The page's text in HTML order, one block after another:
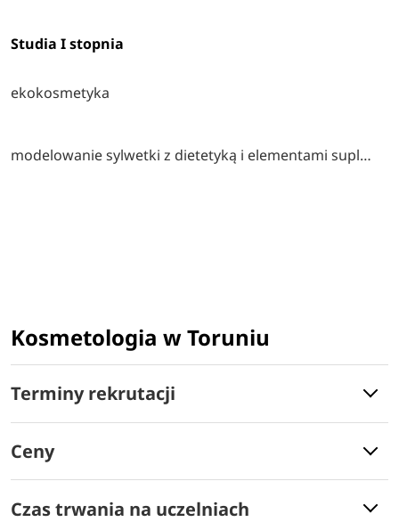
Studia I stopnia
ekokosmetyka
modelowanie sylwetki z dietetyką i elementami suplementacji
Kosmetologia w Toruniu
Terminy rekrutacji
Ceny
Czas trwania na uczelniach